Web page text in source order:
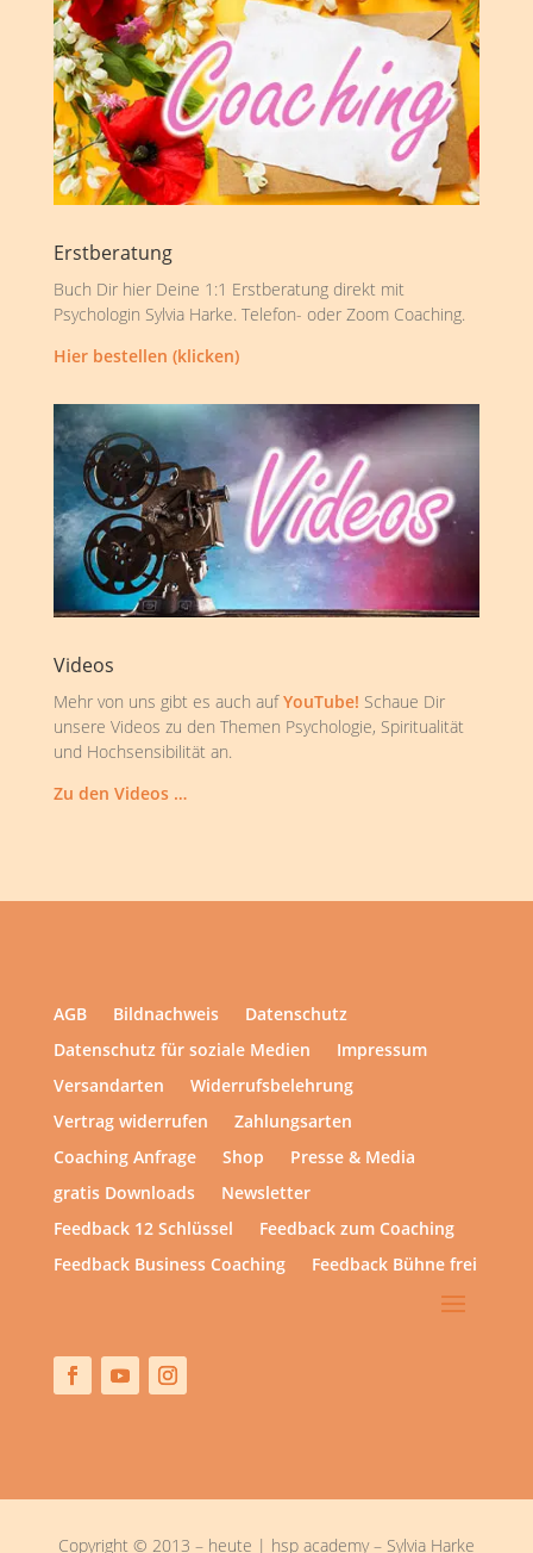
Erstberatung
Buch Dir hier Deine 1:1 Erstberatung direkt mit
Psychologin Sylvia Harke. Telefon- oder Zoom Coaching.
Hier bestellen (klicken)
Videos
Mehr von uns gibt es auch aufYouTube! Schaue Dir
unsere Videos zu den Themen Psychologie, Spiritualität
und Hochsensibilität an.
Zu den Videos …
AGB Bildnachweis
Datenschutz
Datenschutz für soziale Medien
Impressum
Versandarten
Widerrufsbelehrung
Vertrag widerrufen
Zahlungsarten
Coaching Anfrage
Shop
Presse & Media
gratis Downloads
Newsletter
Feedback 12 Schlüssel
Feedback zum Coaching
Feedback Business Coaching
Feedback Bühne frei
Copyright © 2013 – heute | hsp academy – Sylvia Harke